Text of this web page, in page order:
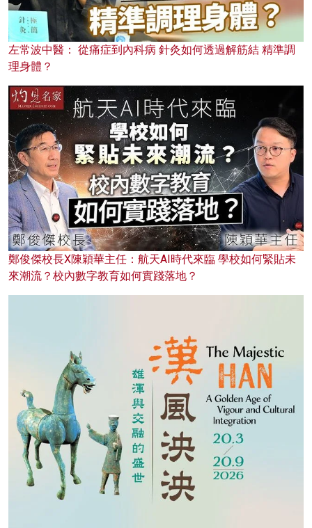
左常波中醫： 從痛症到內科病 針灸如何透過解筋結 精準調
理身體？
鄭俊傑校長X陳穎華主任：航天AI時代來臨 學校如何緊貼未
來潮流？校內數字教育如何實踐落地？